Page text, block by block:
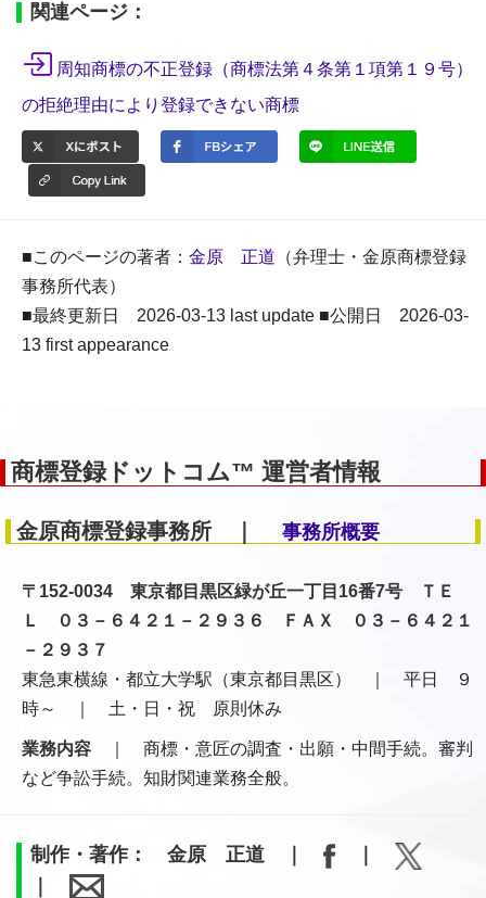
関連ページ：
周知商標の不正登録（商標法第４条第１項第１９号）
の拒絶理由により登録できない商標
■このページの著者： 金原 正道 （弁理士・金原商標登録
事務所代表）
■最終更新日 2026-03-13 last update ■公開日 2026-03-
13 first appearance
商標登録ドットコム™ 運営者情報
金原商標登録事務所 ｜ 事務所概要
〒152-0034 東京都目黒区緑が丘一丁目16番7号 ＴＥ
Ｌ ０３－６４２１－２９３６ ＦＡＸ ０３－６４２１
－２９３７
東急東横線・都立大学駅（東京都目黒区） ｜ 平日 ９
時～ ｜ 土・日・祝 原則休み
業務内容 ｜ 商標・意匠の調査・出願・中間手続。審判
など争訟手続。知財関連業務全般。
制作・著作： 金原 正道 ｜